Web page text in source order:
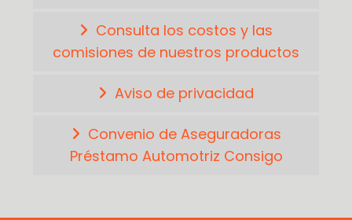
Consulta los costos y las
comisiones de nuestros productos
Aviso de privacidad
Convenio de Aseguradoras
Préstamo Automotriz Consigo